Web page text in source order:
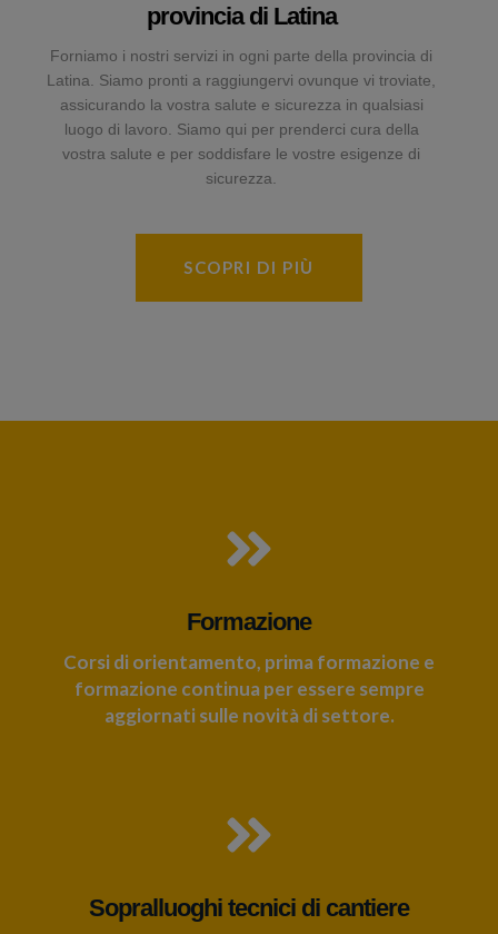
provincia di Latina
Forniamo i nostri servizi in ogni parte della provincia di
Latina. Siamo pronti a raggiungervi ovunque vi troviate,
assicurando la vostra salute e sicurezza in qualsiasi
luogo di lavoro. Siamo qui per prenderci cura della
vostra salute e per soddisfare le vostre esigenze di
sicurezza.
SCOPRI DI PIÙ
Formazione
Corsi di orientamento, prima formazione e
formazione continua per essere sempre
aggiornati sulle novità di settore.
Sopralluoghi tecnici di cantiere